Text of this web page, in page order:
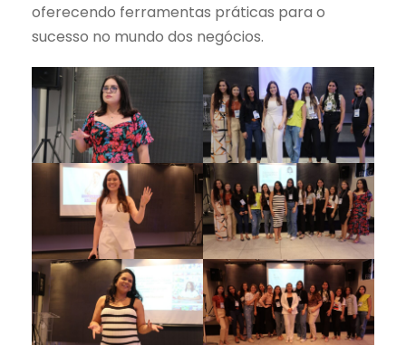
oferecendo ferramentas práticas para o
sucesso no mundo dos negócios.